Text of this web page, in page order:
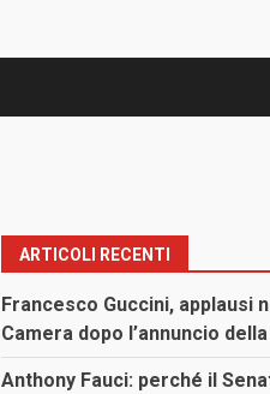
ARTICOLI RECENTI
Francesco Guccini, applausi
Camera dopo l’annuncio
Anthony Fauci: perché il